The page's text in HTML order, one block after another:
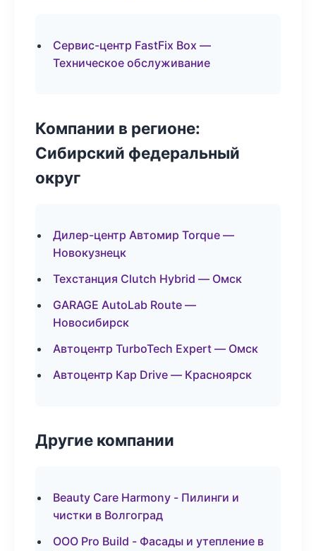
Сервис-центр FastFix Box —
Техническое обслуживание
Компании в регионе:
Сибирский федеральный
округ
Дилер-центр Автомир Torque —
Новокузнецк
Техстанция Clutch Hybrid — Омск
GARAGE AutoLab Route —
Новосибирск
Автоцентр TurboTech Expert — Омск
Автоцентр Кар Drive — Красноярск
Другие компании
Beauty Care Harmony - Пилинги и
чистки в Волгоград
ООО Pro Build - Фасады и утепление в